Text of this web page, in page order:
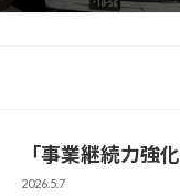
「事業継続力強
2026.5.7